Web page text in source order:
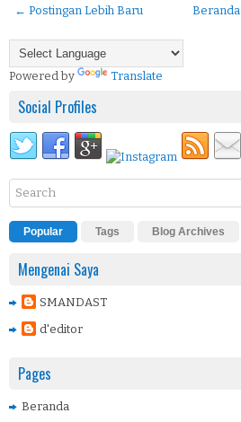
← Postingan Lebih Baru Beranda
Powered by Translate
Social Profiles
Popular Tags Blog Archives
Mengenai Saya
SMANDAST
d'editor
Pages
Beranda